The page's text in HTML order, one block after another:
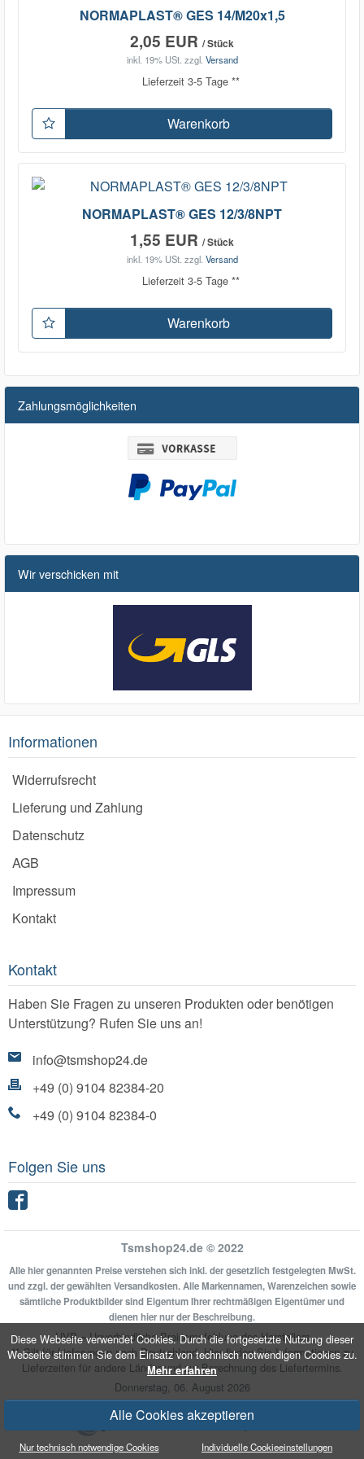
Diese Webseite verwendet Cookies. Durch die fortgesetzte Nutzung dieser
Webseite stimmen Sie dem Einsatz von technisch notwendigen Cookies zu.
Mehr erfahren
Alle Cookies akzeptieren
Nur technisch notwendige Cookies Individuelle Cookieeinstellungen
NORMAPLAST® GES 14/M20x1,5
2,05 EUR / Stück
inkl. 19% USt. zzgl. Versand
Lieferzeit 3-5 Tage **
Warenkorb
NORMAPLAST® GES 12/3/8NPT
1,55 EUR / Stück
inkl. 19% USt. zzgl. Versand
Lieferzeit 3-5 Tage **
Warenkorb
Zahlungsmöglichkeiten
Wir verschicken mit
Informationen
Widerrufsrecht
Lieferung und Zahlung
Datenschutz
AGB
Impressum
Kontakt
Kontakt
Haben Sie Fragen zu unseren Produkten oder benötigen
Unterstützung? Rufen Sie uns an!
info@tsmshop24.de
+49 (0) 9104 82384-20
+49 (0) 9104 82384-0
Folgen Sie uns
Tsmshop24.de © 2022
Alle hier genannten Preise verstehen sich inkl. der gesetzlich festgelegten MwSt.
und zzgl. der gewählten Versandkosten. Alle Markennamen, Warenzeichen sowie
sämtliche Produktbilder sind Eigentum Ihrer rechtmäßigen Eigentümer und
dienen hier nur der Beschreibung.
UVP = Unverbindliche Preisempfehlung des Herstellers
** Gilt für Lieferungen nach Deutschland.Hierfinden Sie Informationen zu
Lieferzeiten für andere Länder und zur Berechnung des Liefertermins.
Donnerstag, 06. August 2026
Umgesetzt mitxonic-solutions Shopsoftware